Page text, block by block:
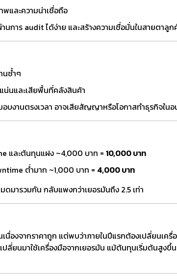
พและความน่าเชื่อถือ
การ audit ได้ง่าย และสร้างความเชื่อมั่นในสายตาลูก
นซ้ำๆ
น่นและเสียพื้นที่คลังสินค้า
บงานตรงเวลา อาจเสียสัญญาหรือโอกาสทำธุรกิจใน
และต้นทุนแฝง ~4,000 บาท = 10,000 บาท
ต่ำมาก ~1,000 บาท = 4,000 บาท
มารวมกัน กลับแพงกว่าเยอรมันถึง 2.5 เท่า
องจากราคาถูก แต่พบว่าภายในปีแรกต้องเปลี่ยนเค
ลี่ยนมาใช้เครื่องมือจากเยอรมัน แม้ต้นทุนเริ่มต้นสูง